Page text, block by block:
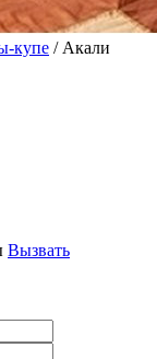
купе / Акали
Вызвать